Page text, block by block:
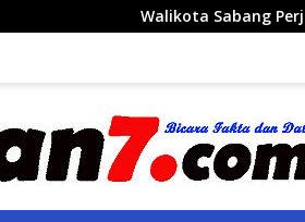
Walikota Sabang Perjuangkan